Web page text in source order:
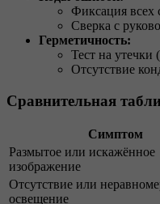
Фиксация всех
Сверка с
Герметичность:
Тест на утечки
Отсутствие
Сравнительная
Симптом
Размытое или искажённое
изображение
Отсутствие или
освещение